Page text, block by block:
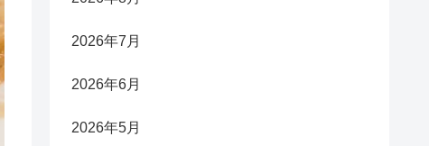
2026年7月
2026年6月
2026年5月